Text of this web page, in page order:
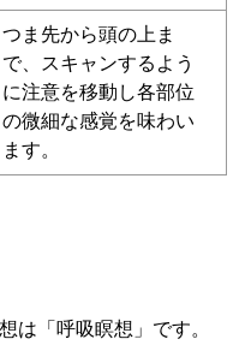
つま先から頭の上ま
で、スキャンするよう
に注意を移動し各部位
の微細な感覚を味わい
ます。
は「呼吸瞑想」です。